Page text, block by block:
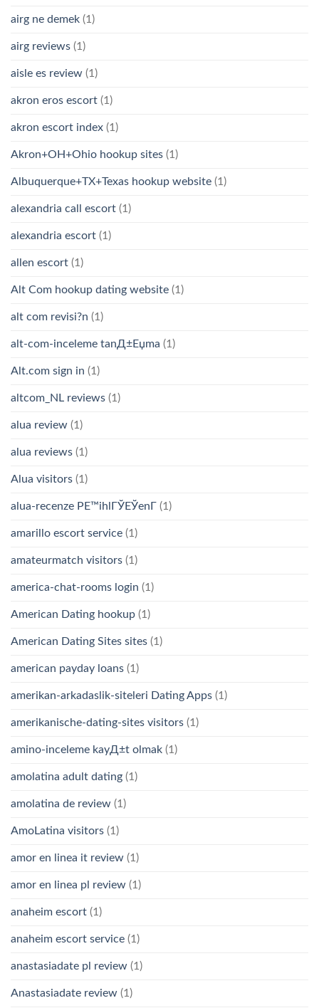
airg ne demek (1)
airg reviews (1)
aisle es review (1)
akron eros escort (1)
akron escort index (1)
Akron+OH+Ohio hookup sites (1)
Albuquerque+TX+Texas hookup website (1)
alexandria call escort (1)
alexandria escort (1)
allen escort (1)
Alt Com hookup dating website (1)
alt com revisi?n (1)
alt-com-inceleme tanД±Еџma (1)
Alt.com sign in (1)
altcom_NL reviews (1)
alua review (1)
alua reviews (1)
Alua visitors (1)
alua-recenze PЕ™ihlГЎЕЎenГ­ (1)
amarillo escort service (1)
amateurmatch visitors (1)
america-chat-rooms login (1)
American Dating hookup (1)
American Dating Sites sites (1)
american payday loans (1)
amerikan-arkadaslik-siteleri Dating Apps (1)
amerikanische-dating-sites visitors (1)
amino-inceleme kayД±t olmak (1)
amolatina adult dating (1)
amolatina de review (1)
AmoLatina visitors (1)
amor en linea it review (1)
amor en linea pl review (1)
anaheim escort (1)
anaheim escort service (1)
anastasiadate pl review (1)
Anastasiadate review (1)